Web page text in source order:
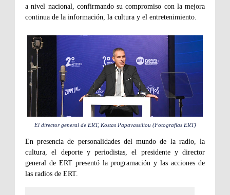
a nivel nacional, confirmando su compromiso con la mejora
continua de la información, la cultura y el entretenimiento.
El director general de ERT, Kostas Papavassiliou (Fotografías ERT)
En presencia de personalidades del mundo de la radio, la
cultura, el deporte y periodistas, el presidente y director
general de ERT presentó la programación y las acciones de
las radios de ERT.